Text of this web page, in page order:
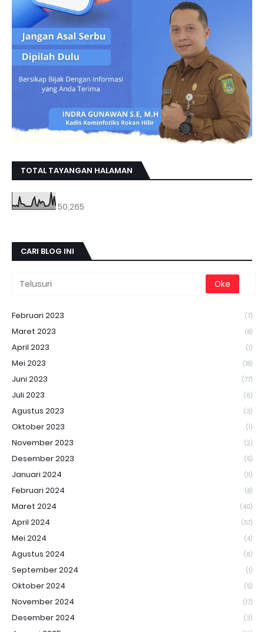
TOTAL TAYANGAN HALAMAN
50,265
CARI BLOG INI
Februari 2023 (7)
Maret 2023 (8)
April 2023 (1)
Mei 2023 (18)
Juni 2023 (77)
Juli 2023 (6)
Agustus 2023 (3)
Oktober 2023 (1)
November 2023 (2)
Desember 2023 (5)
Januari 2024 (11)
Februari 2024 (8)
Maret 2024 (40)
April 2024 (57)
Mei 2024 (4)
Agustus 2024 (6)
September 2024 (1)
Oktober 2024 (5)
November 2024 (17)
Desember 2024 (3)